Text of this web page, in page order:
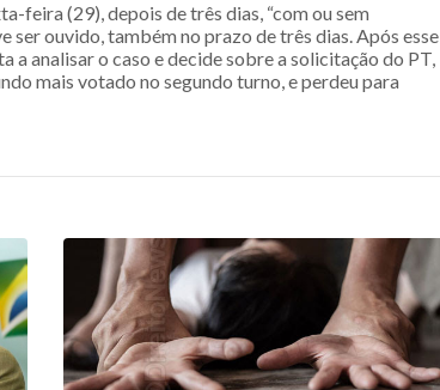
feira (29), depois de três dias, “com ou sem
ouvido, também no prazo de três dias. Após esse
a analisar o caso e decide sobre a solicitação do PT,
mais votado no segundo turno, e perdeu para